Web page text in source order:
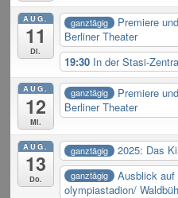
AUG.
11
Di.
ganztägig Premiere
Berliner Theater
19:30 In der Stasi-
AUG.
12
Mi.
ganztägig Premiere
Berliner Theater
AUG.
13
Do.
ganztägig 2025: Das
ganztägig Ausblick auf
olympiastadion/